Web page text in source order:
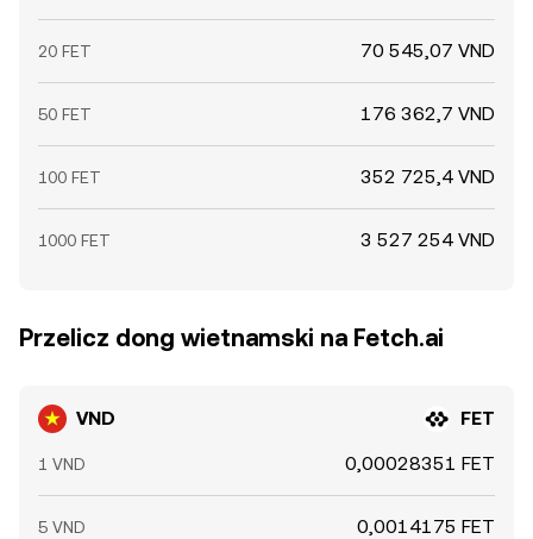
20 FET 70 545,07 VND
50 FET 176 362,7 VND
100 FET 352 725,4 VND
1000 FET 3 527 254 VND
Przelicz dong wietnamski na Fetch.ai
VND FET
1 VND 0,00028351 FET
5 VND 0,0014175 FET